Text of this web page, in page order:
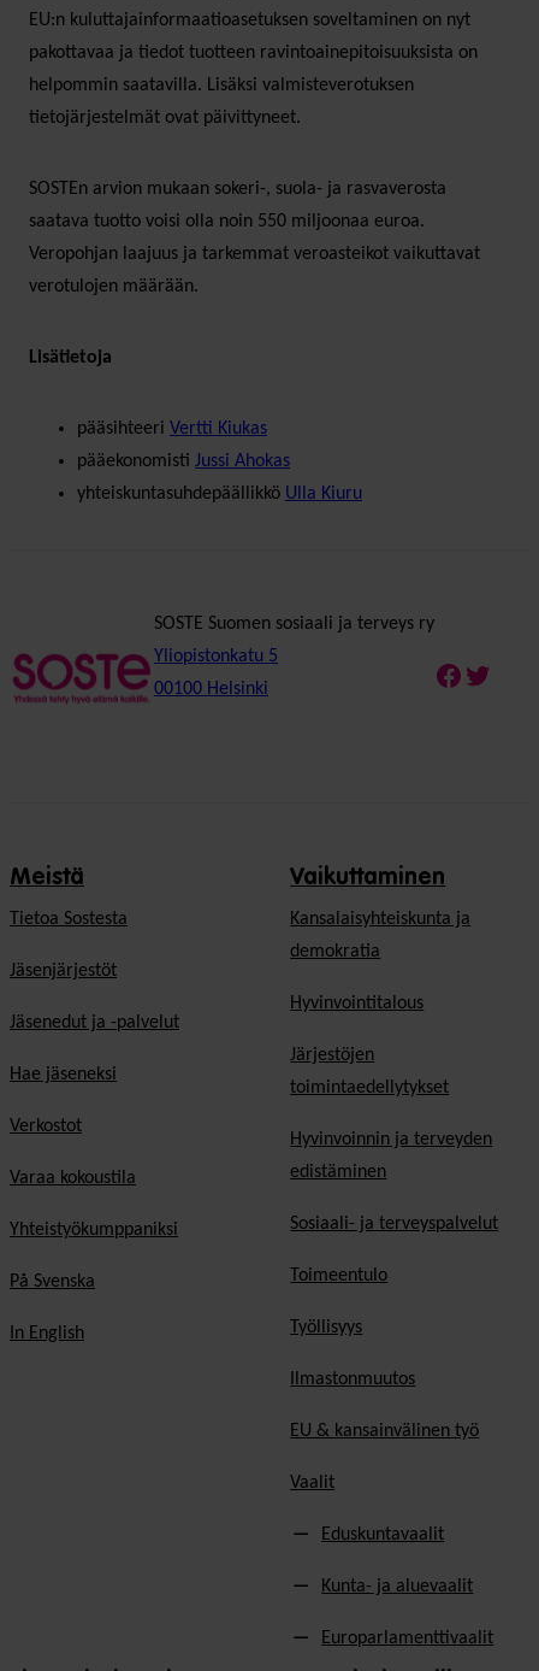
EU:n kuluttajainformaatioasetuksen soveltaminen on nyt
pakottavaa ja tiedot tuotteen ravintoainepitoisuuksista on
helpommin saatavilla. Lisäksi valmisteverotuksen
tietojärjestelmät ovat päivittyneet.
SOSTEn arvion mukaan sokeri-, suola- ja rasvaverosta
saatava tuotto voisi olla noin 550 miljoonaa euroa.
Veropohjan laajuus ja tarkemmat veroasteikot vaikuttavat
verotulojen määrään.
Lisätietoja
pääsihteeri Vertti Kiukas
pääekonomisti Jussi Ahokas
yhteiskuntasuhdepäällikkö Ulla Kiuru
SOSTE Suomen sosiaali ja terveys ry
Yliopistonkatu 5
00100 Helsinki
Meistä
Tietoa Sostesta
Jäsenjärjestöt
Jäsenedut ja -palvelut
Hae jäseneksi
Verkostot
Varaa kokoustila
Yhteistyökumppaniksi
På Svenska
In English
Vaikuttaminen
Kansalaisyhteiskunta ja
demokratia
Hyvinvointitalous
Järjestöjen
toimintaedellytykset
Hyvinvoinnin ja terveyden
edistäminen
Sosiaali- ja terveyspalvelut
Toimeentulo
Työllisyys
Ilmastonmuutos
EU & kansainvälinen työ
Vaalit
Eduskuntavaalit
Kunta- ja aluevaalit
Europarlamenttivaalit